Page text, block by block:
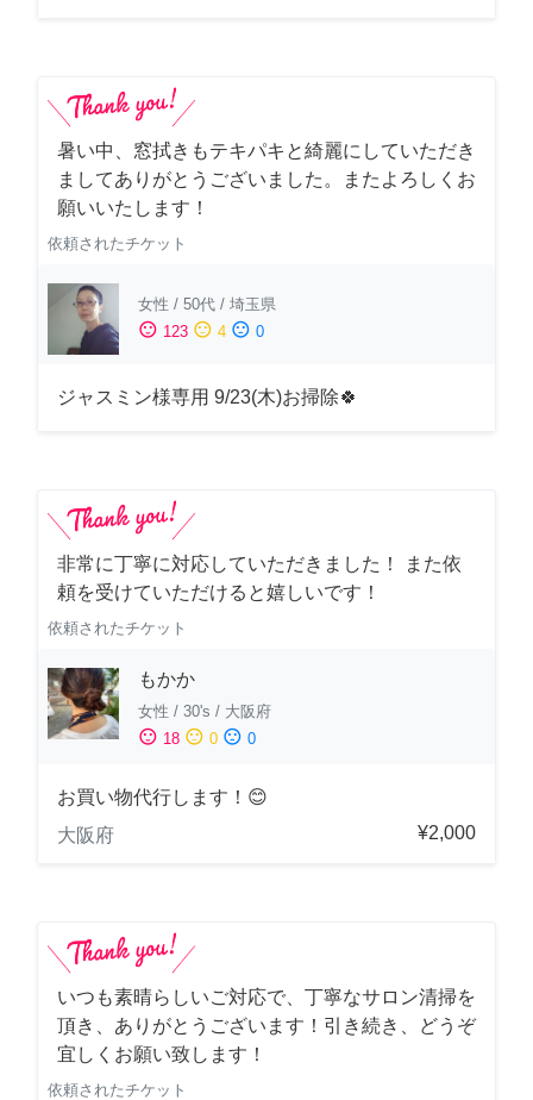
暑い中、窓拭きもテキパキと綺麗にしていただき
ましてありがとうございました。またよろしくお
願いいたします！
依頼されたチケット
女性 / 50代 / 埼玉県
sentiment_satisfied 123 sentiment_neutral 4 sentiment_dissatisfied 0
ジャスミン様専用 9/23(木)お掃除🍀
非常に丁寧に対応していただきました！ また依
頼を受けていただけると嬉しいです！
依頼されたチケット
もかか
女性 / 30's / 大阪府
sentiment_satisfied 18 sentiment_neutral 0 sentiment_dissatisfied 0
お買い物代行します！😊
大阪府
¥2,000
いつも素晴らしいご対応で、丁寧なサロン清掃を
頂き、ありがとうございます！引き続き、どうぞ
宜しくお願い致します！
依頼されたチケット